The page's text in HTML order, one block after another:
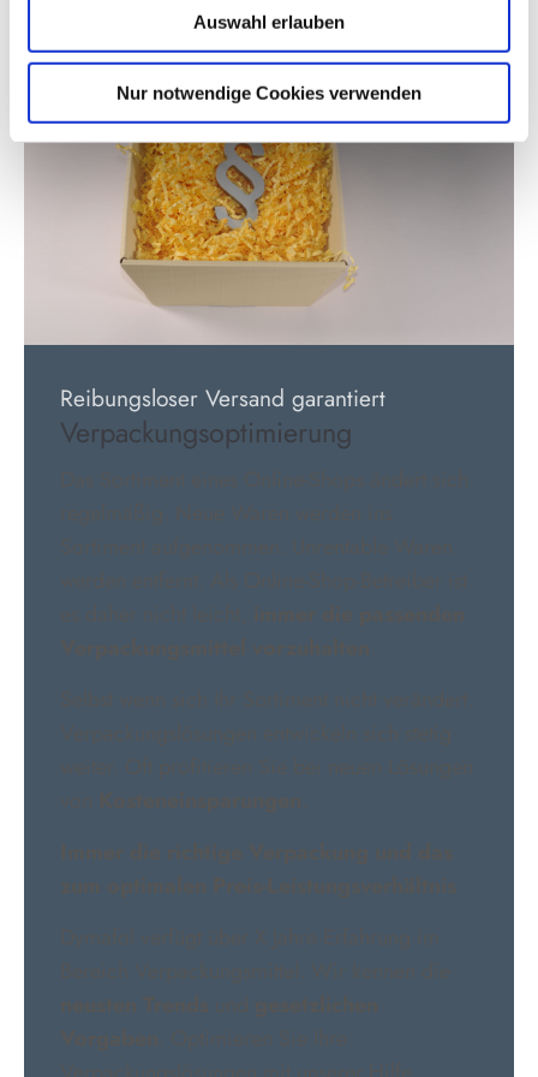
Auswahl erlauben
Nur notwendige Cookies verwenden
Reibungsloser Versand garantiert
Verpackungsoptimierung